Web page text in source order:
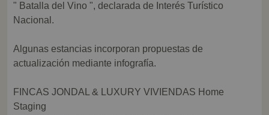
" Batalla del Vino ", declarada de Interés Turístico
Nacional.
Algunas estancias incorporan propuestas de
actualización mediante infografía.
FINCAS JONDAL & LUXURY VIVIENDAS Home
Staging